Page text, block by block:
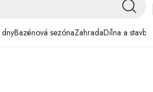
Bazénová sezónaZahradaDílna a stavba